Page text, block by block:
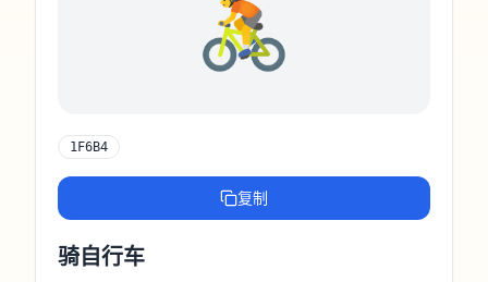
🚴
1F6B4
复制
骑自行车